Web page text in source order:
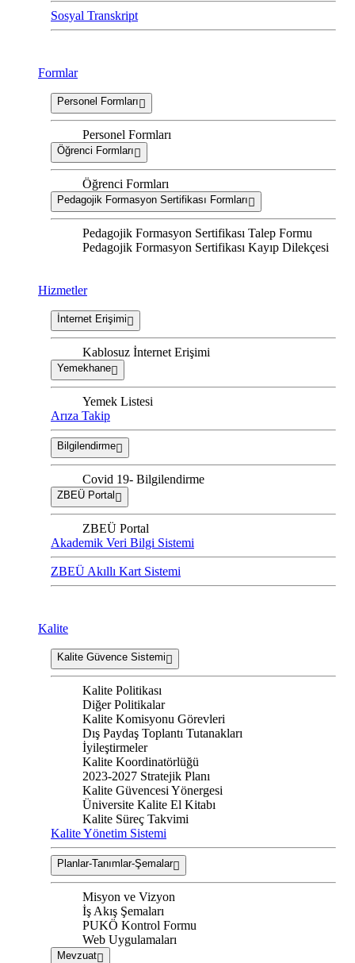
Sosyal Transkript
Formlar
Personel Formları
Personel Formları
Öğrenci Formları
Öğrenci Formları
Pedagojik Formasyon Sertifikası Formları
Pedagojik Formasyon Sertifikası Talep Formu
Pedagojik Formasyon Sertifikası Kayıp Dilekçesi
Hizmetler
İnternet Erişimi
Kablosuz İnternet Erişimi
Yemekhane
Yemek Listesi
Arıza Takip
Bilgilendirme
Covid 19- Bilgilendirme
ZBEÜ Portal
ZBEÜ Portal
Akademik Veri Bilgi Sistemi
ZBEÜ Akıllı Kart Sistemi
Kalite
Kalite Güvence Sistemi
Kalite Politikası
Diğer Politikalar
Kalite Komisyonu Görevleri
Dış Paydaş Toplantı Tutanakları
İyileştirmeler
Kalite Koordinatörlüğü
2023-2027 Stratejik Planı
Kalite Güvencesi Yönergesi
Üniversite Kalite El Kitabı
Kalite Süreç Takvimi
Kalite Yönetim Sistemi
Planlar-Tanımlar-Şemalar
Misyon ve Vizyon
İş Akış Şemaları
PUKÖ Kontrol Formu
Web Uygulamaları
Mevzuat